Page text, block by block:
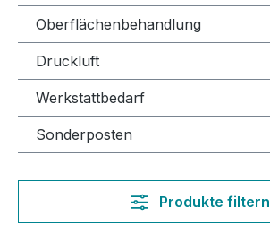
Oberflächenbehandlung
Druckluft
Werkstattbedarf
Sonderposten
Produkte filtern